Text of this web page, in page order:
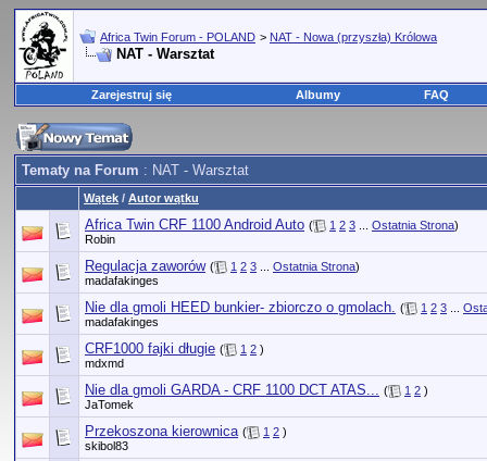
Africa Twin Forum - POLAND > NAT - Nowa (przyszła) Królowa
NAT - Warsztat
Zarejestruj się Albumy FAQ
Tematy na Forum : NAT - Warsztat
Wątek / Autor wątku
Africa Twin CRF 1100 Android Auto ( 1 2 3 Ostatnia Strona)
Robin
Regulacja zaworów ( 1 2 3 Ostatnia Strona)
madafakinges
Nie dla gmoli HEED bunkier- zbiorczo o gmolach. ( 1 2 3
madafakinges
CRF1000 fajki długie ( 1 2 )
mdxmd
Nie dla gmoli GARDA - CRF 1100 DCT ATAS... ( 1 2 )
JaTomek
Przekoszona kierownica ( 1 2 )
skibol83